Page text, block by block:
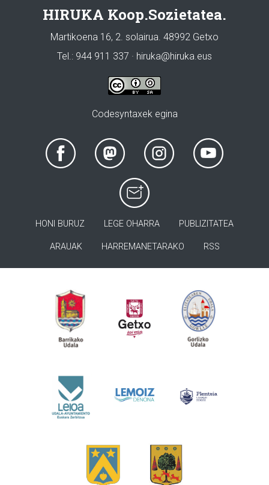
HIRUKA Koop.Sozietatea.
Martikoena 16, 2. solairua. 48992 Getxo
Tel.: 944 911 337 · hiruka@hiruka.eus
Codesyntaxek egina
HONI BURUZ LEGE OHARRA PUBLIZITATEA
ARAUAK HARREMANETARAKO RSS